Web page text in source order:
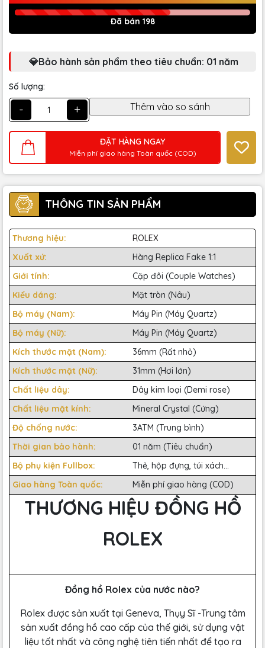
Đã bán 198
💎Bảo hành sản phẩm theo tiêu chuẩn: 01 năm
Số lượng:
- +
ĐẶT HÀNG NGAY
Miễn phí giao hàng Toàn quốc (COD)
THÔNG TIN SẢN PHẨM
Thương hiệu:
ROLEX
Xuất xứ:
Hàng Replica Fake 1:1
Giới tính:
Cặp đôi (Couple Watches)
Kiểu dáng:
Mặt tròn (Nâu)
Bộ máy (Nam):
Máy Pin (Máy Quartz)
Bộ máy (Nữ):
Máy Pin (Máy Quartz)
Kích thước mặt (Nam):
36mm (Rất nhỏ)
Kích thước mặt (Nữ):
31mm (Hơi lớn)
Chất liệu dây:
Dây kim loại (Demi rose)
Chất liệu mặt kính:
Mineral Crystal (Cứng)
Độ chống nước:
3ATM (Trung bình)
Thời gian bảo hành:
01 năm (Tiêu chuẩn)
Bộ phụ kiện Fullbox:
Thẻ, hộp đựng, túi xách...
Giao hàng Toàn quốc:
Miễn phí giao hàng (COD)
THƯƠNG HIỆU ĐỒNG HỒ
ROLEX
Đồng hồ Rolex của nước nào?
Rolex được sản xuất tại Geneva, Thụy Sĩ -Trung tâm
sản xuất đồng hồ cao cấp của thế giới, sử dụng vật
liệu tốt nhất và công nghệ tiên tiến nhất để tạo ra